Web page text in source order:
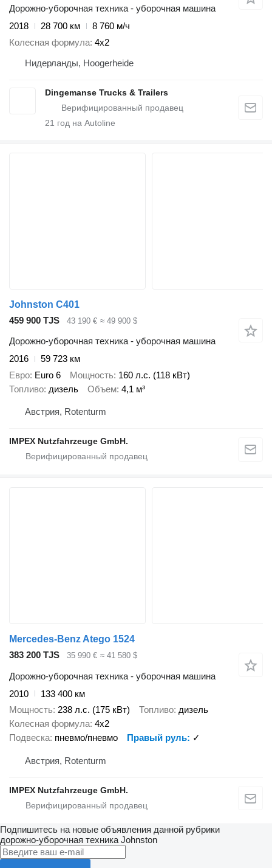
Дорожно-уборочная техника - уборочная машина
2018
28 700 км
8 760 м/ч
Колесная формула 4x2
Нидерланды, Hoogerheide
Dingemanse Trucks & Trailers
21 год на Autoline
Johnston C401
459 900 TJS
43 190 € ≈ 49 900 $
Дорожно-уборочная техника - уборочная машина
2016
59 723 км
Евро Euro 6 Мощность 160 л.с. (118 кВт)
Топливо дизель Объем 4,1 м³
Австрия, Rotenturm
IMPEX Nutzfahrzeuge GmbH.
Mercedes-Benz Atego 1524
383 200 TJS
35 990 € ≈ 41 580 $
Дорожно-уборочная техника - уборочная машина
2010
133 400 км
Мощность 238 л.с. (175 кВт) Топливо дизель
Колесная формула 4x2
Подвеска пневмо/пневмо Правый руль ✓
Австрия, Rotenturm
IMPEX Nutzfahrzeuge GmbH.
Подпишитесь на новые объявления данной рубрики
дорожно-уборочная техника Johnston